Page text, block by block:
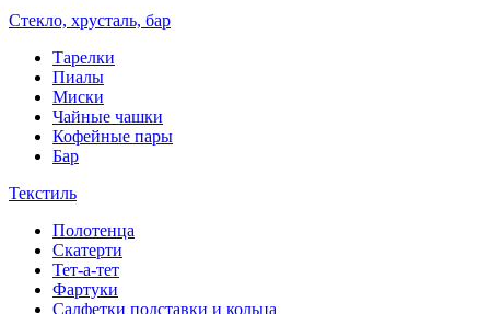
Стекло, хрусталь, бар
Тарелки
Пиалы
Миски
Чайные чашки
Кофейные пары
Бар
Текстиль
Полотенца
Скатерти
Тет-а-тет
Фартуки
Салфетки подставки и кольца